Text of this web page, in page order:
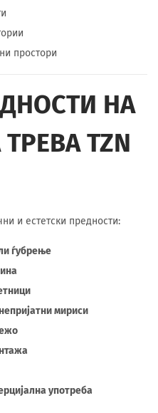
простори
НА
TZN
и естетски предности:
ѓубрење
мириси
употреба